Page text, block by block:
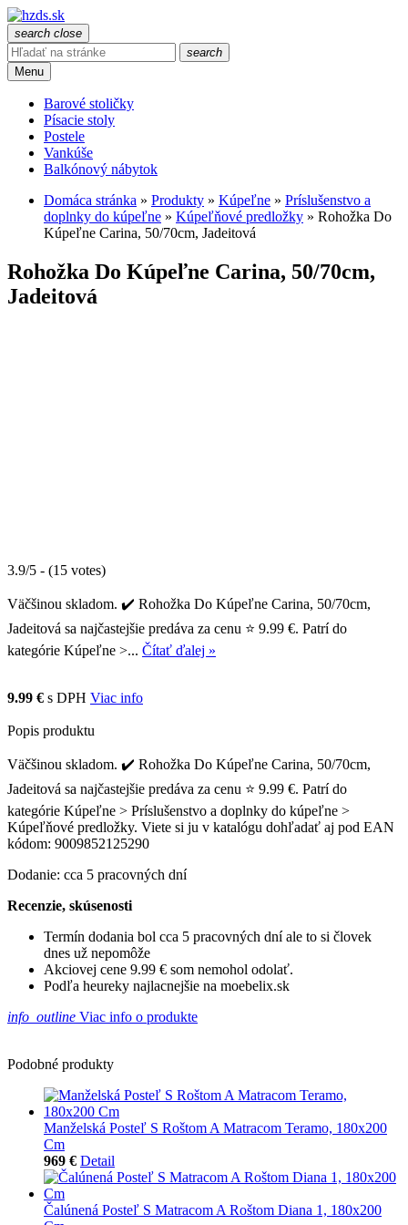
search close
search
Menu
Barové stoličky
Písacie stoly
Postele
Vankúše
Balkónový nábytok
Domáca stránka » Produkty » Kúpeľne » Príslušenstvo a
doplnky do kúpeľne » Kúpeľňové predložky » Rohožka Do
Kúpeľne Carina, 50/70cm, Jadeitová
Rohožka Do Kúpeľne Carina, 50/70cm,
Jadeitová
3.9/5 - (15 votes)
Väčšinou skladom. ✔️ Rohožka Do Kúpeľne Carina, 50/70cm,
Jadeitová sa najčastejšie predáva za cenu ⭐ 9.99 €. Patrí do
kategórie Kúpeľne >... Čítať ďalej »
9.99 € s DPH Viac info
Popis produktu
Väčšinou skladom. ✔️ Rohožka Do Kúpeľne Carina, 50/70cm,
Jadeitová sa najčastejšie predáva za cenu ⭐ 9.99 €. Patrí do
kategórie Kúpeľne > Príslušenstvo a doplnky do kúpeľne >
Kúpeľňové predložky. Viete si ju v katalógu dohľadať aj pod EAN
kódom: 9009852125290
Dodanie: cca 5 pracovných dní
Recenzie, skúsenosti
Termín dodania bol cca 5 pracovných dní ale to si človek
dnes už nepomôže
Akciovej cene 9.99 € som nemohol odolať.
Podľa heureky najlacnejšie na moebelix.sk
info_outline Viac info o produkte
Podobné produkty
Manželská Posteľ S Roštom A Matracom Teramo, 180x200
Cm
969 € Detail
Čalúnená Posteľ S Matracom A Roštom Diana 1, 180x200